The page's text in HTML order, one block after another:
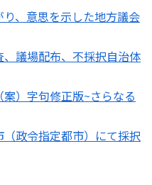
り、意思を示した地方議会
、議場配布、不採択自治体
案）字句修正版~さらなる
（政令指定都市）にて採択